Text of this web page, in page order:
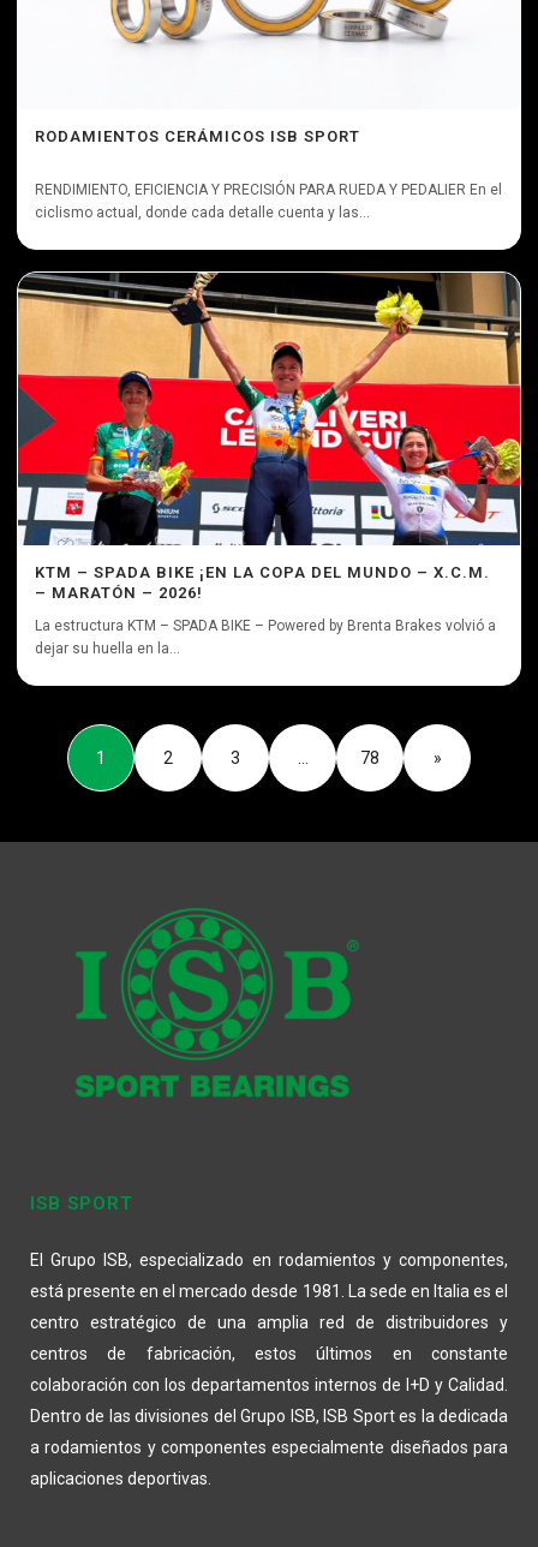
RODAMIENTOS CERÁMICOS ISB SPORT
RENDIMIENTO, EFICIENCIA Y PRECISIÓN PARA RUEDA Y PEDALIER En el
ciclismo actual, donde cada detalle cuenta y las...
KTM – SPADA BIKE ¡EN LA COPA DEL MUNDO – X.C.M.
– MARATÓN – 2026!
La estructura KTM – SPADA BIKE – Powered by Brenta Brakes volvió a
dejar su huella en la...
1 2 3 … 78 »
ISB SPORT
El Grupo ISB, especializado en rodamientos y componentes,
está presente en el mercado desde 1981. La sede en Italia es el
centro estratégico de una amplia red de distribuidores y
centros de fabricación, estos últimos en constante
colaboración con los departamentos internos de I+D y Calidad.
Dentro de las divisiones del Grupo ISB, ISB Sport es la dedicada
a rodamientos y componentes especialmente diseñados para
aplicaciones deportivas.